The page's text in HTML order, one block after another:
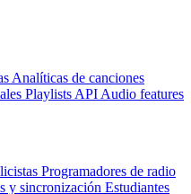
Analíticas de canciones
Playlists API Audio features
Programadores de radio
y sincronización Estudiantes